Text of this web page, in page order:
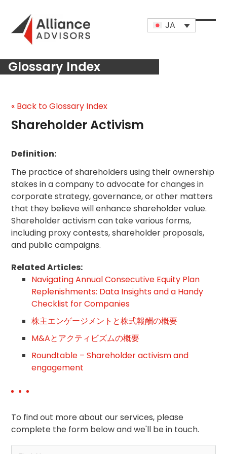
content
JA
Open
Close
Glossary Index
« Back to Glossary Index
Shareholder Activism
Definition:
The practice of shareholders using their ownership
stakes in a company to advocate for changes in
corporate strategy, governance, or other matters
that they believe will enhance shareholder value.
Shareholder activism can take various forms,
including proxy contests, shareholder proposals,
and public campaigns.
Related Articles:
Navigating Annual Consecutive Equity Plan
Replenishments: Data Insights and a Handy
Checklist for Companies
株主エンゲージメントと株式報酬の概要
M&Aとアクティビズムの概要
Roundtable – Shareholder activism and
engagement
To find out more about our services, please
complete the form below and we'll be in touch.